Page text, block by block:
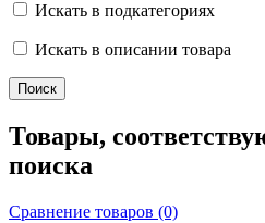
Искать в подкатегориях
Искать в описании товара
Товары,
поиска
Сравнение товаров (0)